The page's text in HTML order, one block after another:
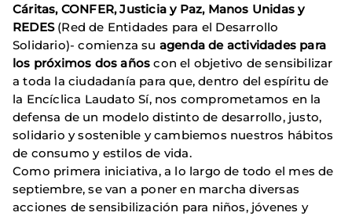
Cáritas, CONFER, Justicia y Paz, Manos Unidas y
REDES(Red de Entidades para el Desarrollo
Solidario)- comienza su agenda de actividades para
los próximos dos años con el objetivo de sensibilizar
a toda la ciudadanía para que, dentro del espíritu de
la Encíclica Laudato Sí, nos comprometamos en la
defensa de un modelo distinto de desarrollo, justo,
solidario y sostenible y cambiemos nuestros hábitos
de consumo y estilos de vida.
Como primera iniciativa, a lo largo de todo el mes de
septiembre, se van a poner en marcha diversas
acciones de sensibilización para niños, jóvenes y